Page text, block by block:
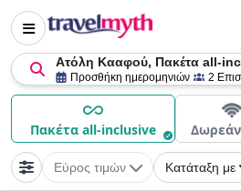
Ατόλη Κααφού, Πακέτα all-
Προσθήκη ημερομηνιών 2
Πακέτα all-inclusive
Εύρος τιμών Κατάταξη με